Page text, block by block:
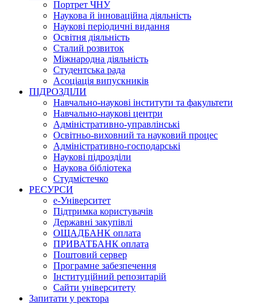
Портрет ЧНУ
Наукова й інноваційна діяльність
Наукові періодичні видання
Освітня діяльність
Сталий розвиток
Міжнародна діяльність
Студентська рада
Асоціація випускників
ПІДРОЗДІЛИ
Навчально-наукові інститути та факультети
Навчально-наукові центри
Адміністративно-управлінські
Освітньо-виховний та науковий процес
Адміністративно-господарські
Наукові підрозділи
Наукова бібліотека
Студмістечко
РЕСУРСИ
е-Університет
Підтримка користувачів
Державні закупівлі
ОЩАДБАНК оплата
ПРИВАТБАНК оплата
Поштовий сервер
Програмне забезпечення
Інституційний репозитарій
Сайти університету
Запитати у ректора